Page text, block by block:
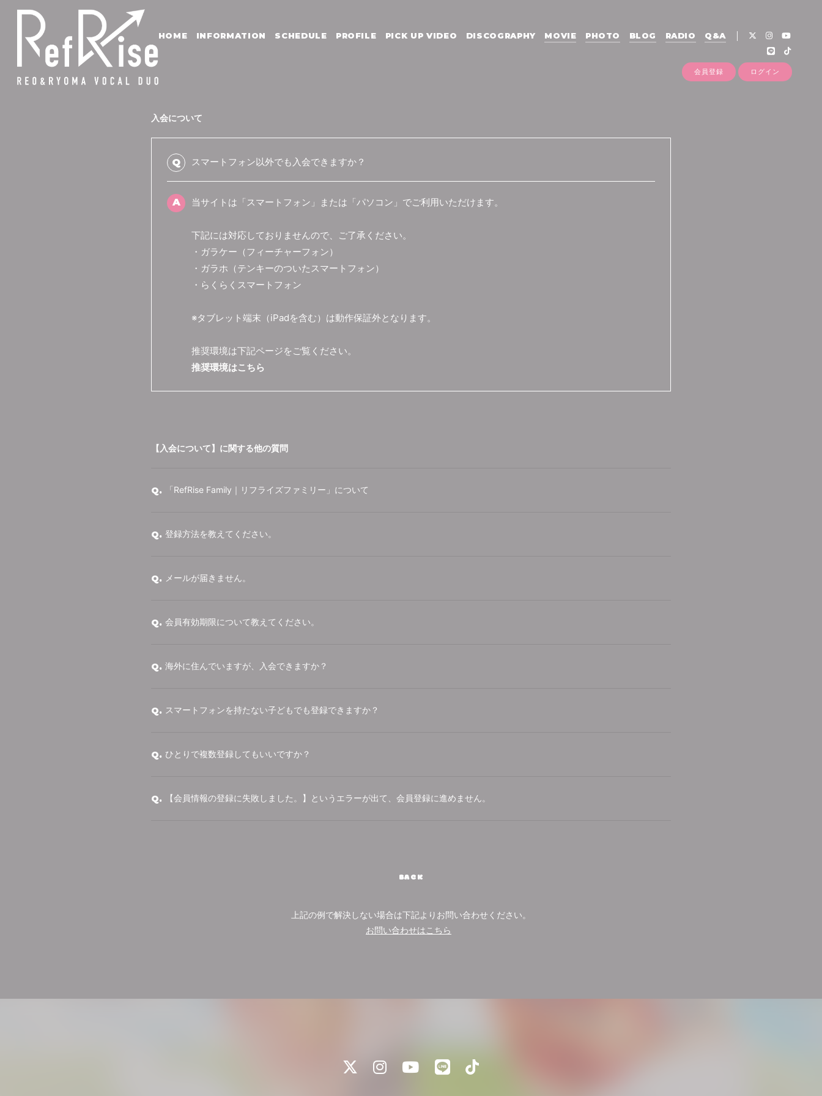
HOME INFORMATION SCHEDULE PROFILE PICK UP VIDEO DISCOGRAPHY MOVIE PHOTO BLOG RADIO Q&A
会員登録 ログイン
入会について
Q スマートフォン以外でも入会できますか？
A 当サイトは「スマートフォン」または「パソコン」でご利用いただけます。
下記には対応しておりませんので、ご了承ください。
・ガラケー（フィーチャーフォン）
・ガラホ（テンキーのついたスマートフォン）
・らくらくスマートフォン
※タブレット端末（iPadを含む）は動作保証外となります。
推奨環境は下記ページをご覧ください。
推奨環境はこちら
【入会について】に関する他の質問
Q. 「RefRise Family｜リフライズファミリー」について
Q. 登録方法を教えてください。
Q. メールが届きません。
Q. 会員有効期限について教えてください。
Q. 海外に住んでいますが、入会できますか？
Q. スマートフォンを持たない子どもでも登録できますか？
Q. ひとりで複数登録してもいいですか？
Q. 【会員情報の登録に失敗しました。】というエラーが出て、会員登録に進めません。
BACK
上記の例で解決しない場合は下記よりお問い合わせください。
お問い合わせはこちら